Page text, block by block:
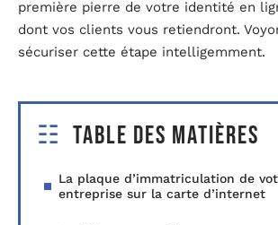
première pierre de votre identité en
dont vos clients vous retiendront.
sécuriser cette étape intelligemment.
Table des matières
La plaque d’immatriculation de
entreprise sur la carte d’internet